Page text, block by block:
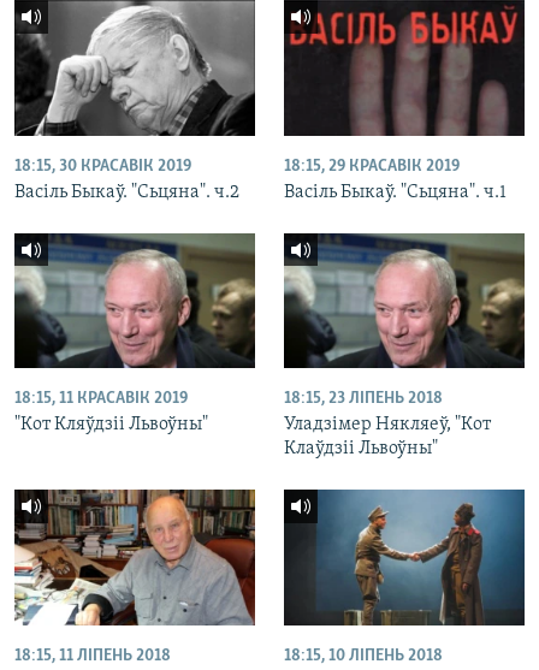
18:15, 30 КРАСАВІК 2019
Васіль Быкаў. "Сьцяна". ч.2
18:15, 29 КРАСАВІК 2019
Васіль Быкаў. "Сьцяна". ч.1
18:15, 11 КРАСАВІК 2019
"Кот Кляўдзіі Львоўны"
18:15, 23 ЛІПЕНЬ 2018
Уладзімер Някляеў, "Кот
Клаўдзіі Львоўны"
18:15, 11 ЛІПЕНЬ 2018 18:15, 10 ЛІПЕНЬ 2018